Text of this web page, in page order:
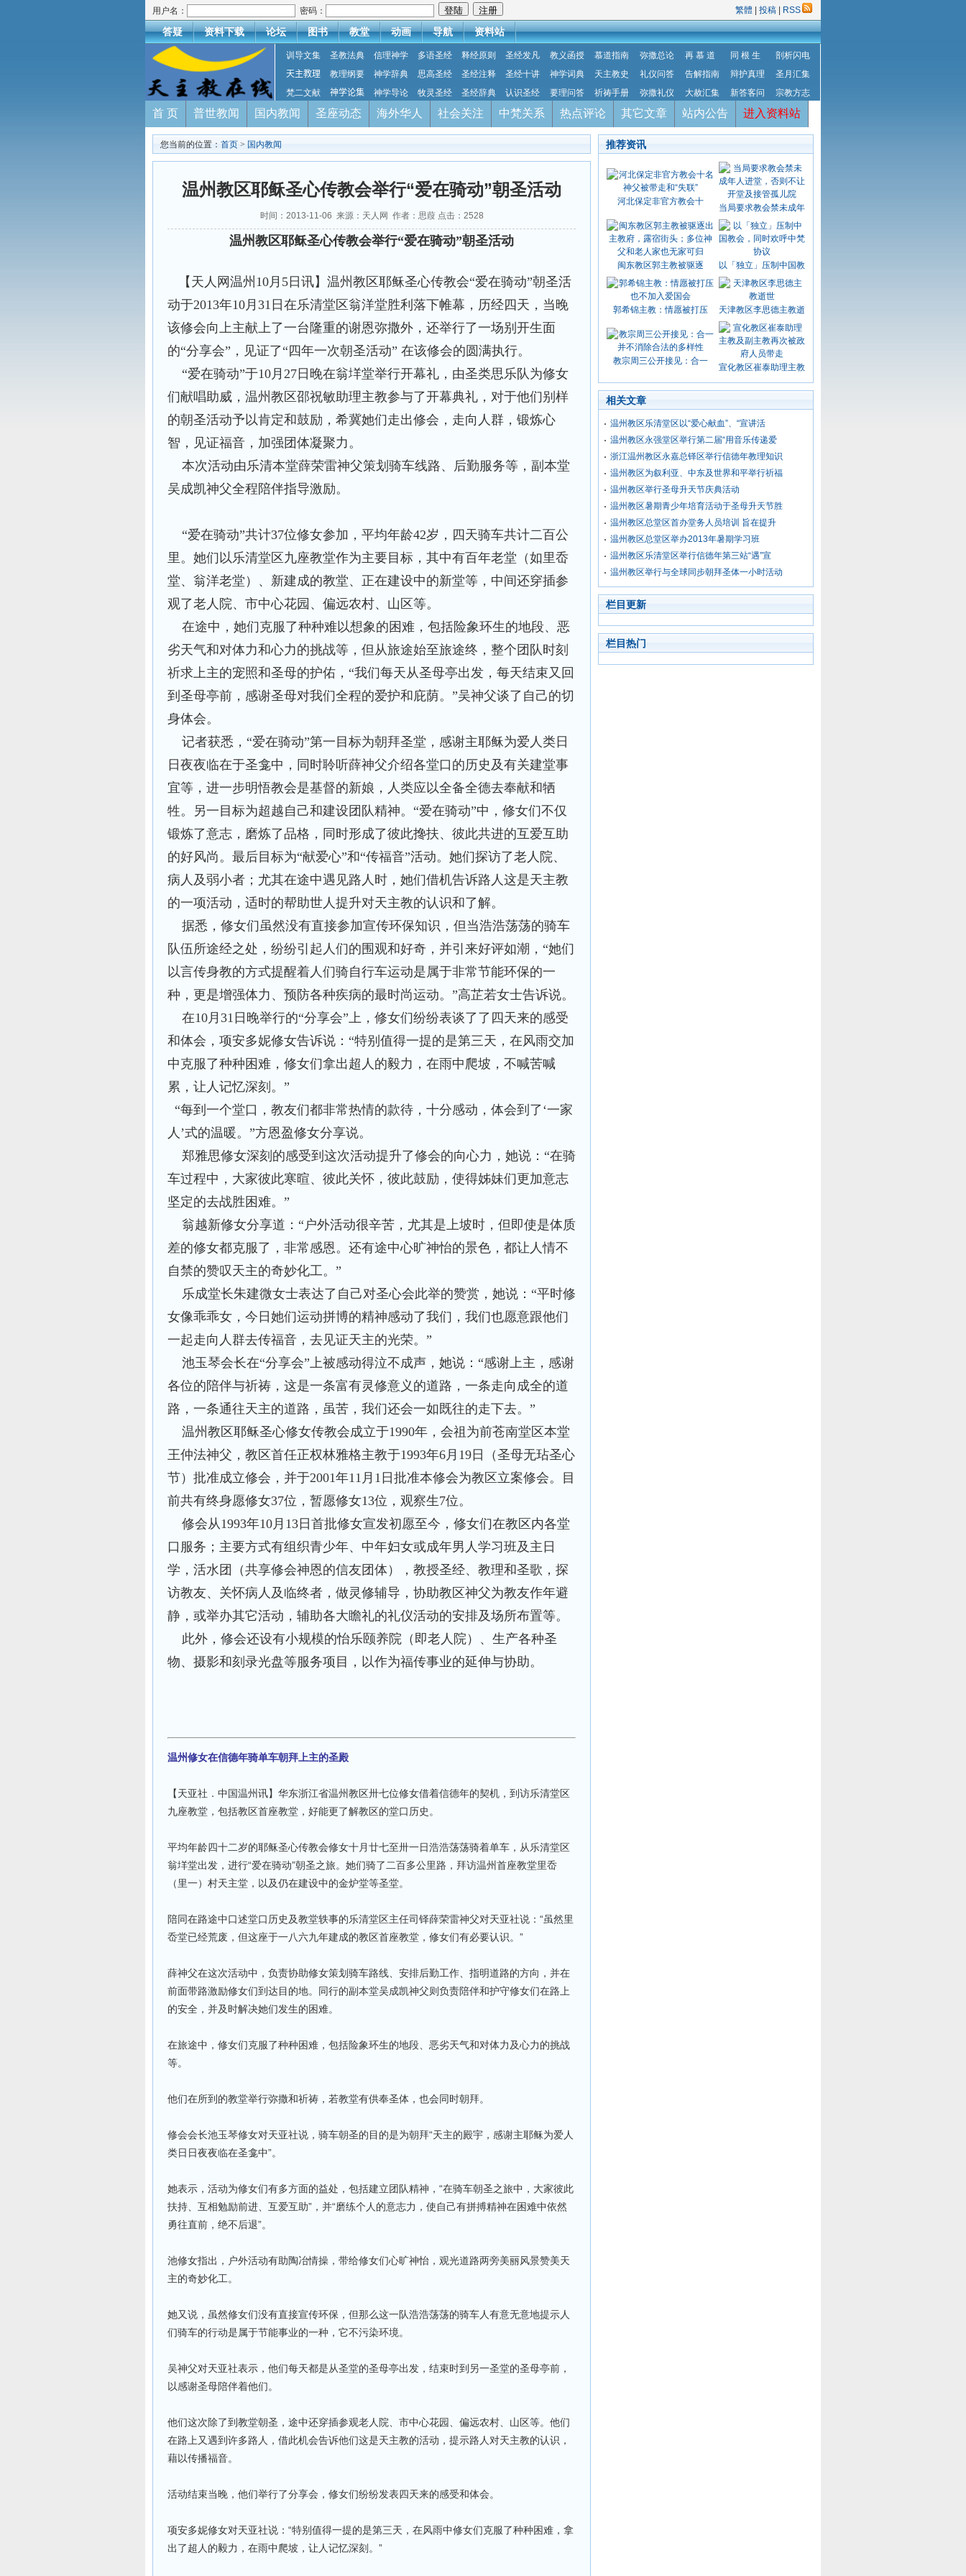
用户名： 密码： 繁體 投稿 RSS
答疑 资料下载 论坛 图书 教堂 动画 导航 资料站
训导文集 圣教法典 信理神学 多语圣经 释经原则 圣经发凡 教义函授 慕道指南 弥撒总论 再 慕 道 同 根 生
剖析闪电
天主教理
教理纲要 神学辞典 思高圣经 圣经注释 圣经十讲 神学词典 天主教史 礼仪问答 告解指南 辩护真理
圣月汇集
梵二文献
神学论集 神学导论 牧灵圣经 圣经辞典 认识圣经 要理问答 祈祷手册 弥撒礼仪 大赦汇集 新答客问 宗教方志
首 页 普世教闻 国内教闻 圣座动态 海外华人 社会关注 中梵关系 热点评论 其它文章 站内公告 进入资料站
您当前的位置： 首页 > 国内教闻
温州教区耶稣圣心传教会举行“爱在骑动”朝圣活动
时间：2013-11-06 来源：天人网 作者：思葭 点击： 2528
温州教区耶稣圣心传教会举行“爱在骑动”朝圣活动
【天人网温州10月5日讯】温州教区耶稣圣心传教会“爱在骑动”朝圣活
动于2013年10月31日在乐清堂区翁洋堂胜利落下帷幕，历经四天，当晚
该修会向上主献上了一台隆重的谢恩弥撒外，还举行了一场别开生面
的“分享会”，见证了“四年一次朝圣活动” 在该修会的圆满执行。
“爱在骑动”于10月27日晚在翁垟堂举行开幕礼，由圣类思乐队为修女
们献唱助威，温州教区邵祝敏助理主教参与了开幕典礼，对于他们别样
的朝圣活动予以肯定和鼓励，希冀她们走出修会，走向人群，锻炼心
智，见证福音，加强团体凝聚力。
本次活动由乐清本堂薛荣雷神父策划骑车线路、后勤服务等，副本堂
吴成凯神父全程陪伴指导激励。
“爱在骑动”共计37位修女参加，平均年龄42岁，四天骑车共计二百公
里。她们以乐清堂区九座教堂作为主要目标，其中有百年老堂（如里岙
堂、翁洋老堂）、新建成的教堂、正在建设中的新堂等，中间还穿插参
观了老人院、市中心花园、偏远农村、山区等。
在途中，她们克服了种种难以想象的困难，包括险象环生的地段、恶
劣天气和对体力和心力的挑战等，但从旅途始至旅途终，整个团队时刻
祈求上主的宠照和圣母的护佑，“我们每天从圣母亭出发，每天结束又回
到圣母亭前，感谢圣母对我们全程的爱护和庇荫。”吴神父谈了自己的切
身体会。
记者获悉，“爱在骑动”第一目标为朝拜圣堂，感谢主耶稣为爱人类日
日夜夜临在于圣龛中，同时聆听薛神父介绍各堂口的历史及有关建堂事
宜等，进一步明悟教会是基督的新娘，人类应以全备全德去奉献和牺
牲。另一目标为超越自己和建设团队精神。“爱在骑动”中，修女们不仅
锻炼了意志，磨炼了品格，同时形成了彼此搀扶、彼此共进的互爱互助
的好风尚。最后目标为“献爱心”和“传福音”活动。她们探访了老人院、
病人及弱小者；尤其在途中遇见路人时，她们借机告诉路人这是天主教
的一项活动，适时的帮助世人提升对天主教的认识和了解。
据悉，修女们虽然没有直接参加宣传环保知识，但当浩浩荡荡的骑车
队伍所途经之处，纷纷引起人们的围观和好奇，并引来好评如潮，“她们
以言传身教的方式提醒着人们骑自行车运动是属于非常节能环保的一
种，更是增强体力、预防各种疾病的最时尚运动。”高芷若女士告诉说。
在10月31日晚举行的“分享会”上，修女们纷纷表谈了了四天来的感受
和体会，项安多妮修女告诉说：“特别值得一提的是第三天，在风雨交加
中克服了种种困难，修女们拿出超人的毅力，在雨中爬坡，不喊苦喊
累，让人记忆深刻。”
“每到一个堂口，教友们都非常热情的款待，十分感动，体会到了‘一家
人’式的温暖。”方恩盈修女分享说。
郑雅思修女深刻的感受到这次活动提升了修会的向心力，她说：“在骑
车过程中，大家彼此寒暄、彼此关怀，彼此鼓励，使得姊妹们更加意志
坚定的去战胜困难。”
翁越新修女分享道：“户外活动很辛苦，尤其是上坡时，但即使是体质
差的修女都克服了，非常感恩。还有途中心旷神怡的景色，都让人情不
自禁的赞叹天主的奇妙化工。”
乐成堂长朱建微女士表达了自己对圣心会此举的赞赏，她说：“平时修
女像乖乖女，今日她们运动拼博的精神感动了我们，我们也愿意跟他们
一起走向人群去传福音，去见证天主的光荣。”
池玉琴会长在“分享会”上被感动得泣不成声，她说：“感谢上主，感谢
各位的陪伴与祈祷，这是一条富有灵修意义的道路，一条走向成全的道
路，一条通往天主的道路，虽苦，我们还会一如既往的走下去。”
温州教区耶稣圣心修女传教会成立于1990年，会祖为前苍南堂区本堂
王仲法神父，教区首任正权林雅格主教于1993年6月19日（圣母无玷圣心
节）批准成立修会，并于2001年11月1日批准本修会为教区立案修会。目
前共有终身愿修女37位，暂愿修女13位，观察生7位。
修会从1993年10月13日首批修女宣发初愿至今，修女们在教区内各堂
口服务；主要方式有组织青少年、中年妇女或成年男人学习班及主日
学，活水团（共享修会神恩的信友团体），教授圣经、教理和圣歌，探
访教友、关怀病人及临终者，做灵修辅导，协助教区神父为教友作年避
静，或举办其它活动，辅助各大瞻礼的礼仪活动的安排及场所布置等。
此外，修会还设有小规模的怡乐颐养院（即老人院）、生产各种圣
物、摄影和刻录光盘等服务项目，以作为福传事业的延伸与协助。
温州修女在信德年骑单车朝拜上主的圣殿
【天亚社．中国温州讯】华东浙江省温州教区卅七位修女借着信德年的契机，到访乐清堂区
九座教堂，包括教区首座教堂，好能更了解教区的堂口历史。
平均年龄四十二岁的耶稣圣心传教会修女十月廿七至卅一日浩浩荡荡骑着单车，从乐清堂区
翁垟堂出发，进行“爱在骑动”朝圣之旅。她们骑了二百多公里路，拜访温州首座教堂里岙
（里一）村天主堂，以及仍在建设中的金炉堂等圣堂。
陪同在路途中口述堂口历史及教堂轶事的乐清堂区主任司铎薛荣雷神父对天亚社说：“虽然里
岙堂已经荒废，但这座于一八六九年建成的教区首座教堂，修女们有必要认识。”
薛神父在这次活动中，负责协助修女策划骑车路线、安排后勤工作、指明道路的方向，并在
前面带路激励修女们到达目的地。同行的副本堂吴成凯神父则负责陪伴和护守修女们在路上
的安全，并及时解决她们发生的困难。
在旅途中，修女们克服了种种困难，包括险象环生的地段、恶劣天气和对体力及心力的挑战
等。
他们在所到的教堂举行弥撒和祈祷，若教堂有供奉圣体，也会同时朝拜。
修会会长池玉琴修女对天亚社说，骑车朝圣的目的是为朝拜“天主的殿宇，感谢主耶稣为爱人
类日日夜夜临在圣龛中”。
她表示，活动为修女们有多方面的益处，包括建立团队精神，“在骑车朝圣之旅中，大家彼此
扶持、互相勉励前进、互爱互助”，并“磨练个人的意志力，使自己有拼搏精神在困难中依然
勇往直前，绝不后退”。
池修女指出，户外活动有助陶冶情操，带给修女们心旷神怡，观光道路两旁美丽风景赞美天
主的奇妙化工。
她又说，虽然修女们没有直接宣传环保，但那么这一队浩浩荡荡的骑车人有意无意地提示人
们骑车的行动是属于节能事业的一种，它不污染环境。
吴神父对天亚社表示，他们每天都是从圣堂的圣母亭出发，结束时到另一圣堂的圣母亭前，
以感谢圣母陪伴着他们。
他们这次除了到教堂朝圣，途中还穿插参观老人院、市中心花园、偏远农村、山区等。他们
在路上又遇到许多路人，借此机会告诉他们这是天主教的活动，提示路人对天主教的认识，
藉以传播福音。
活动结束当晚，他们举行了分享会，修女们纷纷发表四天来的感受和体会。
项安多妮修女对天亚社说：“特别值得一提的是第三天，在风雨中修女们克服了种种困难，拿
出了超人的毅力，在雨中爬坡，让人记忆深刻。”
推荐资讯
河北保定非官方教会十
当局要求教会禁未成年
闽东教区郭主教被驱逐 以「独立」压制中国教
郭希锦主教：情愿被打压 天津教区李思德主教逝
教宗周三公开接见：合一
宣化教区崔泰助理主教
相关文章
温州教区乐清堂区以“爱心献血”、“宣讲活
温州教区永强堂区举行第二届“用音乐传递爱
浙江温州教区永嘉总铎区举行信德年教理知识
温州教区为叙利亚、中东及世界和平举行祈福
温州教区举行圣母升天节庆典活动
温州教区暑期青少年培育活动于圣母升天节胜
温州教区总堂区首办堂务人员培训 旨在提升
温州教区总堂区举办2013年暑期学习班
温州教区乐清堂区举行信德年第三站“遇”宣
温州教区举行与全球同步朝拜圣体一小时活动
栏目更新
栏目热门